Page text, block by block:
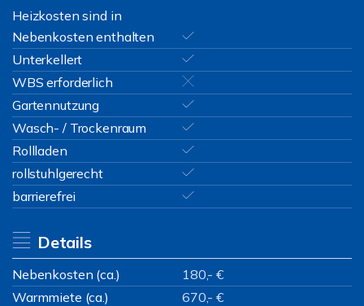
Heizkosten sind in
Nebenkosten enthalten
Unterkellert
WBS erforderlich
Gartennutzung
Wasch- / Trockenraum
Rollladen
rollstuhlgerecht
barrierefrei
Details
Nebenkosten (ca.)
180,- €
Warmmiete (ca.)
670,- €